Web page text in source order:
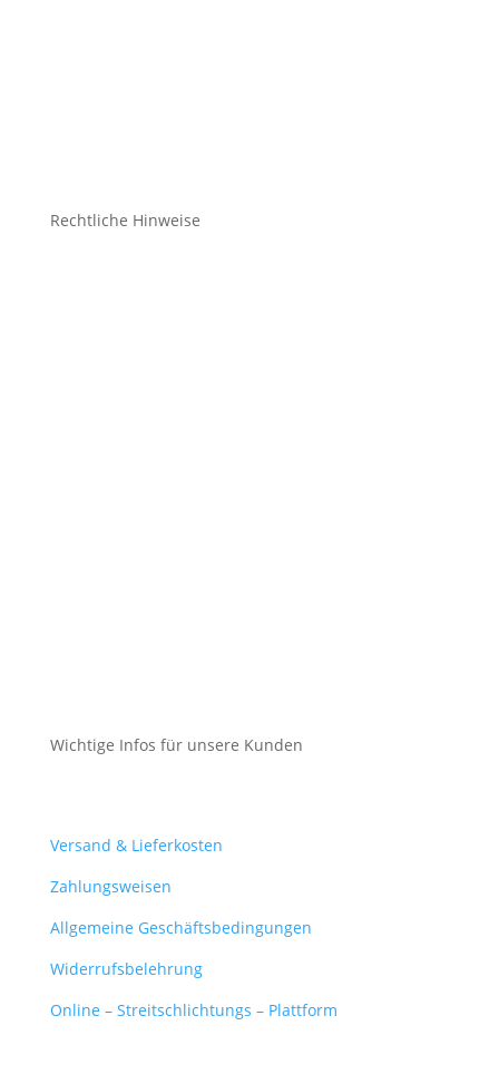
Rechtliche Hinweise
Wichtige Infos für unsere Kunden
Versand & Lieferkosten
Zahlungsweisen
Allgemeine Geschäftsbedingungen
Widerrufsbelehrung
Online – Streitschlichtungs – Plattform